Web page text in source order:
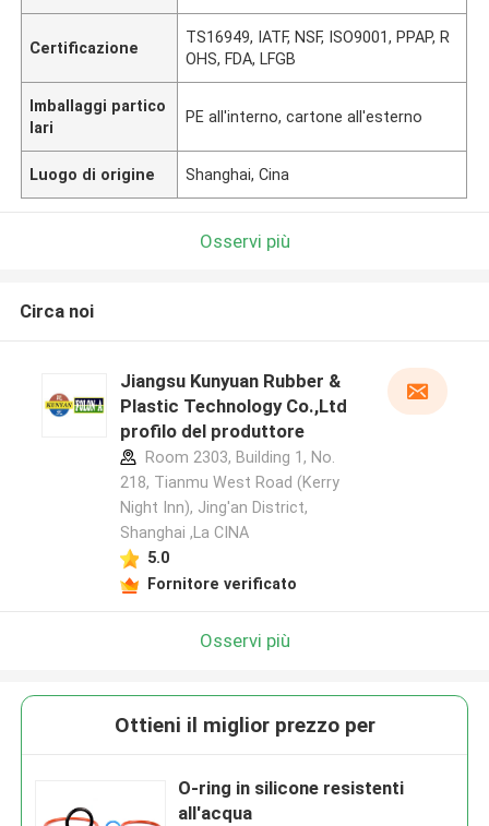
Certificazione
TS16949, IATF, NSF, ISO9001, PPAP, R
OHS, FDA, LFGB
Imballaggi partico
lari
PE all'interno, cartone all'esterno
Luogo di origine Shanghai, Cina
Osservi più
Circa noi
Jiangsu Kunyuan Rubber &
Plastic Technology Co.,Ltd
profilo del produttore
Room 2303, Building 1, No.
218, Tianmu West Road (Kerry
Night Inn), Jing'an District,
Shanghai ,La CINA
5.0
Fornitore verificato
Osservi più
Ottieni il miglior prezzo per
O-ring in silicone resistenti
all'acqua